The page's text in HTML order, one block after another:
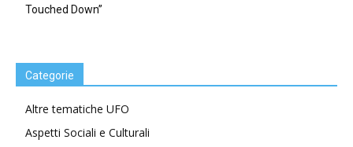
Touched Down”
Categorie
Altre tematiche UFO
Aspetti Sociali e Culturali